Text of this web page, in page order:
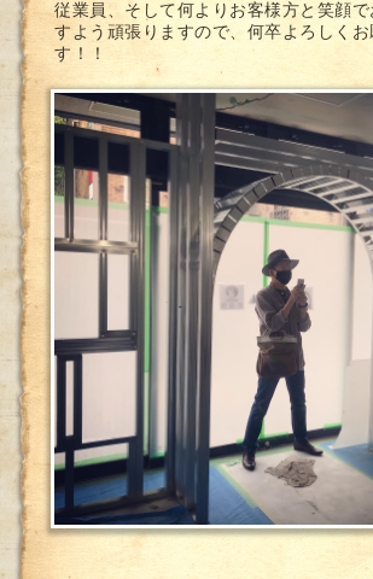
従業員、そして何よりお客様方と笑顔で
すよう頑張りますので、何卒よろしくお
す！！